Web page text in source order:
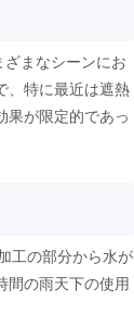
まなシーンにお
、特に最近は遮熱
果が限定的であっ
工の部分から水が
間の雨天下の使用